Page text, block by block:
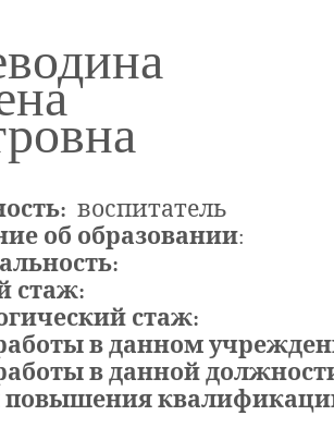
воспитатель
об образовании:
стаж:
стаж:
в данном
в данной
повышения